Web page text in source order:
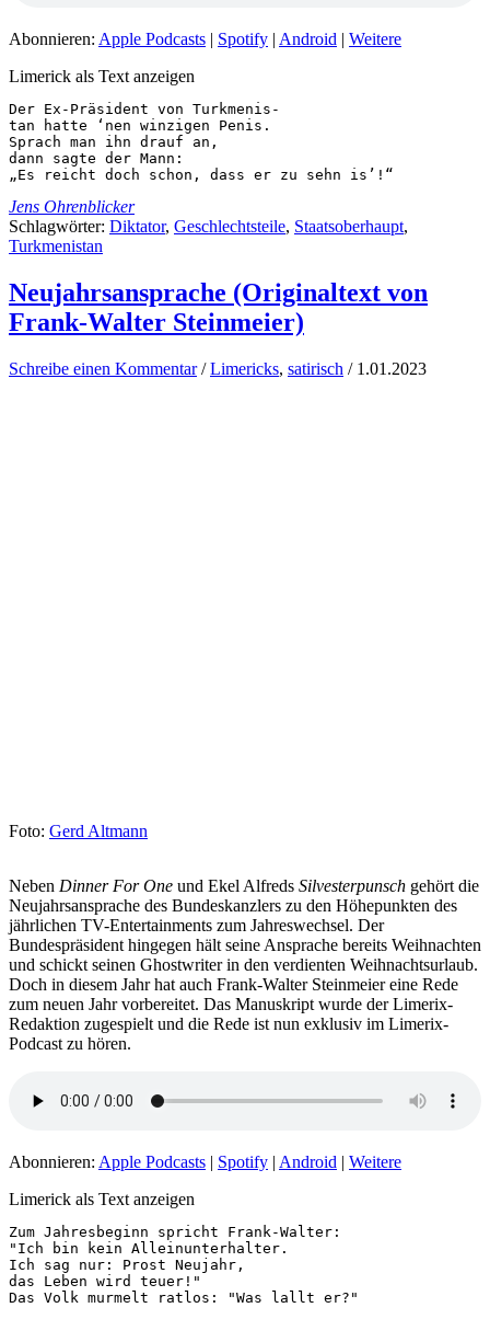
Abonnieren: Apple Podcasts | Spotify | Android | Weitere
Limerick als Text anzeigen
Der Ex-Präsident von Turkmenis-
tan hatte ‘nen winzigen Penis.
Sprach man ihn drauf an,
dann sagte der Mann:
„Es reicht doch schon, dass er zu sehn is’!“
Jens Ohrenblicker
Schlagwörter: Diktator, Geschlechtsteile, Staatsoberhaupt,
Turkmenistan
Neujahrsansprache (Originaltext von
Frank-Walter Steinmeier)
Schreibe einen Kommentar /Limericks, satirisch / 1.01.2023
Foto: Gerd Altmann
Neben Dinner For One und Ekel Alfreds Silvesterpunsch gehört die
Neujahrsansprache des Bundeskanzlers zu den Höhepunkten des
jährlichen TV-Entertainments zum Jahreswechsel. Der
Bundespräsident hingegen hält seine Ansprache bereits Weihnachten
und schickt seinen Ghostwriter in den verdienten Weihnachtsurlaub.
Doch in diesem Jahr hat auch Frank-Walter Steinmeier eine Rede
zum neuen Jahr vorbereitet. Das Manuskript wurde der Limerix-
Redaktion zugespielt und die Rede ist nun exklusiv im Limerix-
Podcast zu hören.
Abonnieren: Apple Podcasts | Spotify | Android | Weitere
Limerick als Text anzeigen
Zum Jahresbeginn spricht Frank-Walter:
"Ich bin kein Alleinunterhalter.
Ich sag nur: Prost Neujahr,
das Leben wird teuer!"
Das Volk murmelt ratlos: "Was lallt er?"